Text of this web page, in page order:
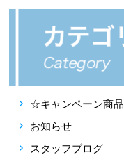
☆キャンペーン商品
お知らせ
スタッフブログ